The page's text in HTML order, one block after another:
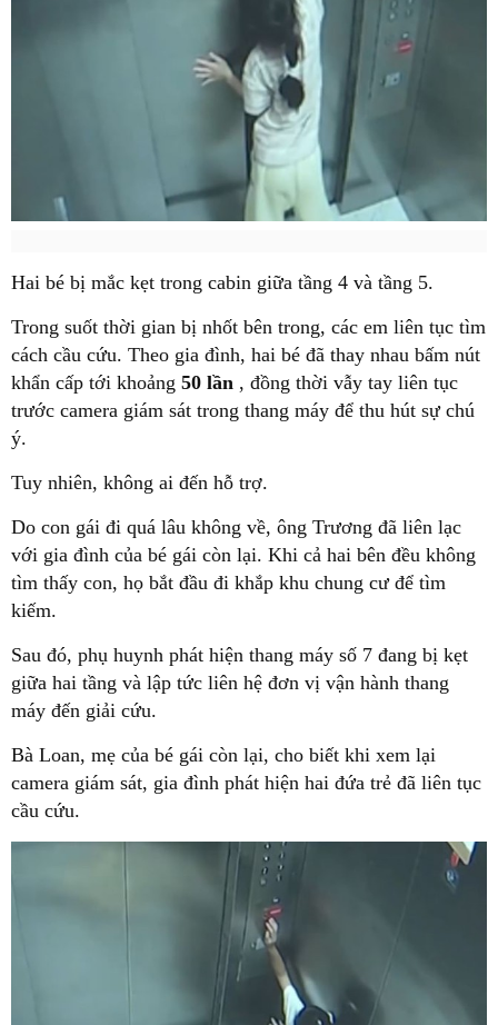
Hai bé bị mắc kẹt trong cabin giữa tầng 4 và tầng 5.
Trong suốt thời gian bị nhốt bên trong, các em liên tục tìm
cách cầu cứu. Theo gia đình, hai bé đã thay nhau bấm nút
khẩn cấp tới khoảng 50 lần , đồng thời vẫy tay liên tục
trước camera giám sát trong thang máy để thu hút sự chú
ý.
Tuy nhiên, không ai đến hỗ trợ.
Do con gái đi quá lâu không về, ông Trương đã liên lạc
với gia đình của bé gái còn lại. Khi cả hai bên đều không
tìm thấy con, họ bắt đầu đi khắp khu chung cư để tìm
kiếm.
Sau đó, phụ huynh phát hiện thang máy số 7 đang bị kẹt
giữa hai tầng và lập tức liên hệ đơn vị vận hành thang
máy đến giải cứu.
Bà Loan, mẹ của bé gái còn lại, cho biết khi xem lại
camera giám sát, gia đình phát hiện hai đứa trẻ đã liên tục
cầu cứu.